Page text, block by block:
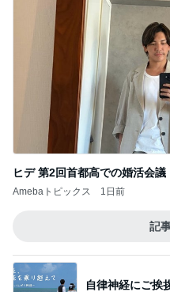
ヒデ 第2回首都高での婚活会議
Amebaトピックス 1日前
記
自律神経にご挨